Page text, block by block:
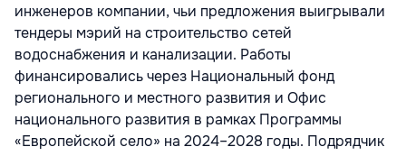
инженеров компании, чьи предложения выигрывали
тендеры мэрий на строительство сетей
водоснабжения и канализации. Работы
финансировались через Национальный фонд
регионального и местного развития и Офис
национального развития в рамках Программы
«Европейской село» на 2024–2028 годы. Подрядчик